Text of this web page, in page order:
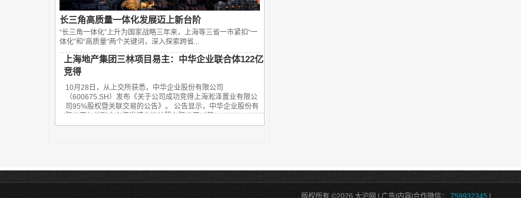
长三角高质量一体化发展迈上新台阶
“长三角一体化”上升为国家战略三年来，上海等三省一市紧扣“一
体化”和“高质量”两个关键词，深入探索跨省...
上海地产集团三林项目易主：中华企业联合体122亿
竞得
10月28日，从上交所获悉，中华企业股份有限公司
（600675.SH）发布《关于公司成功竞得上海淞泽置业有限公
司95%股权暨关联交易的公告》。 公告显示，中华企业股份有
限公司与关联方上海世博土地控股有限公司（简...